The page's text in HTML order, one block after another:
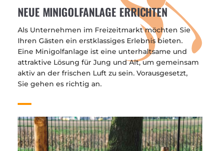
NEUE MINIGOLFANLAGE ERRICHTEN
Als Unternehmen im Freizeitmarkt möchten Sie
Ihren Gästen ein erstklassiges Erlebnis bieten.
Eine Minigolfanlage ist eine unterhaltsame und
attraktive Lösung für Jung und Alt, um gemeinsam
aktiv an der frischen Luft zu sein. Vorausgesetzt,
Sie gehen es richtig an.